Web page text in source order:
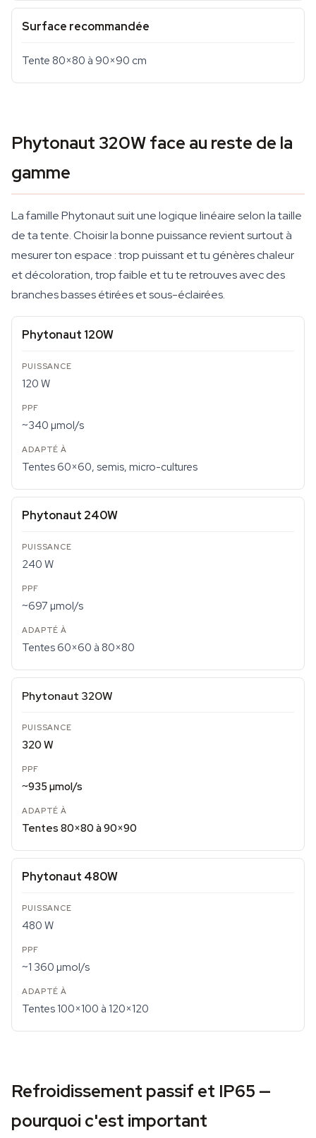
Surface recommandée
Tente 80×80 à 90×90 cm
Phytonaut 320W face au reste de la
gamme
La famille Phytonaut suit une logique linéaire selon la taille
de ta tente. Choisir la bonne puissance revient surtout à
mesurer ton espace : trop puissant et tu génères chaleur
et décoloration, trop faible et tu te retrouves avec des
branches basses étirées et sous-éclairées.
Phytonaut 120W
120 W
~340 µmol/s
Tentes 60×60, semis, micro-cultures
Phytonaut 240W
240 W
~697 µmol/s
Tentes 60×60 à 80×80
Phytonaut 320W
320 W
~935 µmol/s
Tentes 80×80 à 90×90
Phytonaut 480W
480 W
~1 360 µmol/s
Tentes 100×100 à 120×120
Refroidissement passif et IP65 —
pourquoi c'est important